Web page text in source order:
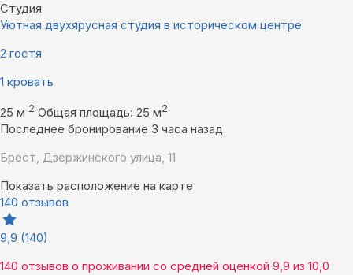
Студия
Уютная двухярусная студия в историческом центре
2 гостя
1 кровать
25 м 2 Общая площадь: 25 м2
Последнее бронирование 3 часа назад
Брест, Дзержинского улица, 11
Показать расположение на карте
140 отзывов
9,9 (140)
140 отзывов о проживании со средней оценкой 9,9 из 10,0